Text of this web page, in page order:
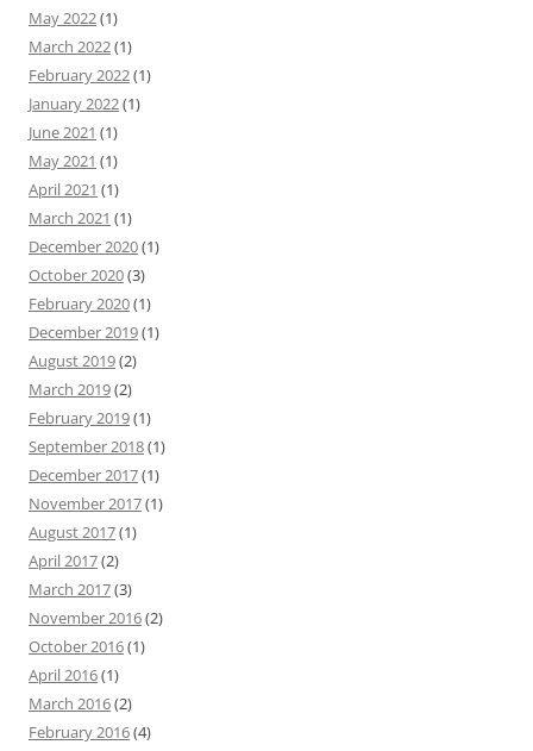
May 2022(1)
March 2022(1)
February 2022(1)
January 2022(1)
June 2021 (1)
May 2021 (1)
April 2021 (1)
March 2021 (1)
December 2020(1)
October 2020(3)
February 2020(1)
December 2019(1)
August 2019(2)
March 2019(2)
February 2019(1)
September 2018(1)
December 2017(1)
November 2017(1)
August 2017(1)
April 2017(2)
March 2017(3)
November 2016(2)
October 2016(1)
April 2016(1)
March 2016(2)
February 2016(4)